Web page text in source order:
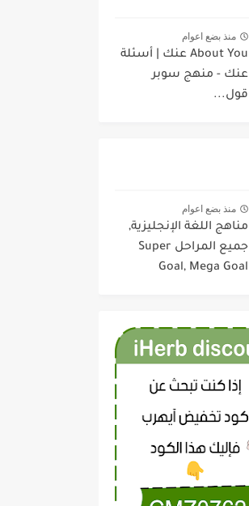
منذ بضع اعوام
About You عنك | أسئلة
عنك - منهج سوبر
قول...
منذ بضع اعوام
مناهج اللغة الإنجليزية,
جميع المراحل Super
Goal, Mega Goal